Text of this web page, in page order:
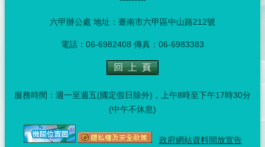
六甲辦公處 地址：臺南市六甲區中山路212號
電話：06-6982408 傳真：06-6983383
服務時間：週一至週五(國定假日除外)，上午8時至下午17時30分
(中午不休息)
政府網站資料開放宣告